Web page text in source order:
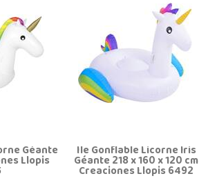
Géante
Llopis Île Gonflable Licorne Iris
Géante 218 x 160 x 120 cm
Creaciones Llopis 6492